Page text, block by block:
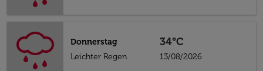
Donnerstag
Leichter Regen
34°C
13/08/2026